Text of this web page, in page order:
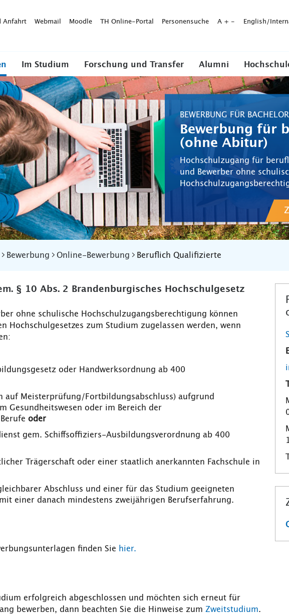
Anfahrt Webmail Moodle TH Online-Portal Personensuche A + - English/
Im Studium Forschung und Transfer Alumni
BEWERBUNG FÜR
Bewerbung für
(ohne Abitur)
Hochschulzugang für
und Bewerber ohne
Bewerbung Online-Bewerbung Beruflich Qualifizierte
§ 10 Abs. 2 Brandenburgisches Hochschulgesetz
ohne schulische Hochschulzugangsberechtigung können
Hochschulgesetzes zum Studium zugelassen werden, wenn
oder Handwerksordnung ab 400
auf Meisterprüfung/Fortbildungsabschluss) aufgrund
Gesundheitswesen oder im Bereich der
oder
gem. Schiffsoffiziers-Ausbildungsverordnung ab 400
Trägerschaft oder einer staatlich anerkannten Fachschule in
Abschluss und einer für das Studium geeigneten
einer danach mindestens zweijährigen Berufserfahrung.
finden Sie hier.
erfolgreich abgeschlossen und möchten sich erneut für
bewerben, dann beachten Sie die Hinweise zum Zweitstudium.